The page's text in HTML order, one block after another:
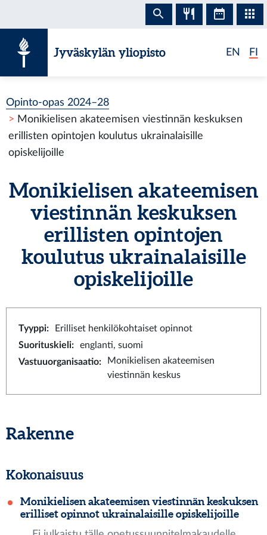
Jyväskylän yliopisto EN FI
Opinto-opas 2024–28
Monikielisen akateemisen viestinnän keskuksen
erillisten opintojen koulutus ukrainalaisille
opiskelijoille
Monikielisen akateemisen
viestinnän keskuksen
erillisten opintojen
koulutus ukrainalaisille
opiskelijoille
Tyyppi:
Erilliset henkilökohtaiset opinnot
Suorituskieli:
englanti, suomi
Vastuuorganisaatio:
Monikielisen akateemisen
viestinnän keskus
Rakenne
Kokonaisuus
Monikielisen akateemisen viestinnän keskuksen
erilliset opinnot ukrainalaisille opiskelijoille